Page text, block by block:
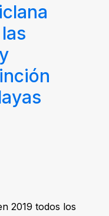
2019 todos los